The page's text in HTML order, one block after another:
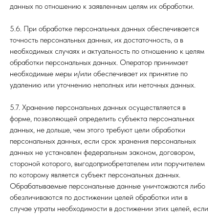
данных по отношению к заявленным целям их обработки.
5.6. При обработке персональных данных обеспечивается
точность персональных данных, их достаточность, а в
необходимых случаях и актуальность по отношению к целям
обработки персональных данных. Оператор принимает
необходимые меры и/или обеспечивает их принятие по
удалению или уточнению неполных или неточных данных.
5.7. Хранение персональных данных осуществляется в
форме, позволяющей определить субъекта персональных
данных, не дольше, чем этого требуют цели обработки
персональных данных, если срок хранения персональных
данных не установлен федеральным законом, договором,
стороной которого, выгодоприобретателем или поручителем
по которому является субъект персональных данных.
Обрабатываемые персональные данные уничтожаются либо
обезличиваются по достижении целей обработки или в
случае утраты необходимости в достижении этих целей, если